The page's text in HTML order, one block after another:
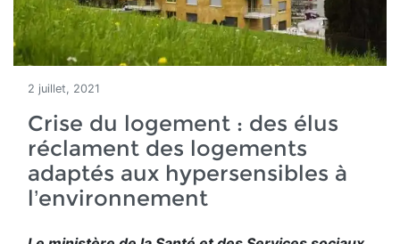
2 juillet, 2021
Crise du logement : des élus
réclament des logements
adaptés aux hypersensibles à
l’environnement